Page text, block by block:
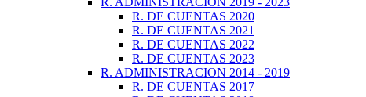
R. DE CUENTAS 2020
R. DE CUENTAS 2021
R. DE CUENTAS 2022
R. DE CUENTAS 2023
R. ADMINISTRACION 2014 - 2019
R. DE CUENTAS 2017